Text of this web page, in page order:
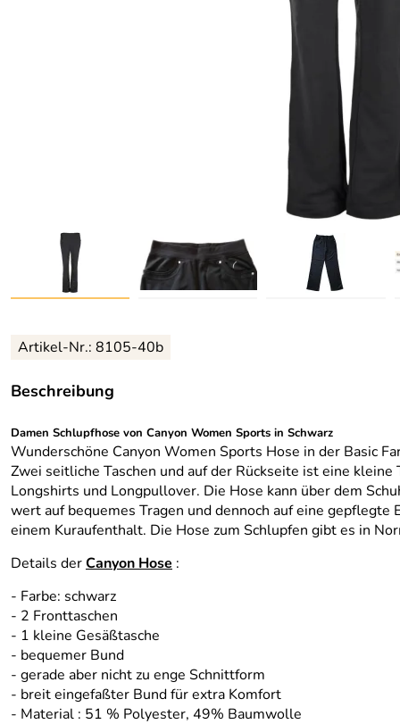
Artikel-Nr.: 8105-40b
Beschreibung
Damen Schlupfhose von Canyon Women Sports in Schwarz
Wunderschöne Canyon Women Sports Hose in der Basic
Zwei seitliche Taschen und auf der Rückseite ist eine
Longshirts und Longpullover. Die Hose kann über dem
wert auf bequemes Tragen und dennoch auf eine
einem Kuraufenthalt. Die Hose zum Schlupfen gibt es in
Details derCanyon Hose :
- Farbe: schwarz
- 2 Fronttaschen
- 1 kleine Gesäßtasche
- bequemer Bund
- gerade aber nicht zu enge Schnittform
- breit eingefaßter Bund für extra Komfort
- Material : 51 % Polyester, 49% Baumwolle